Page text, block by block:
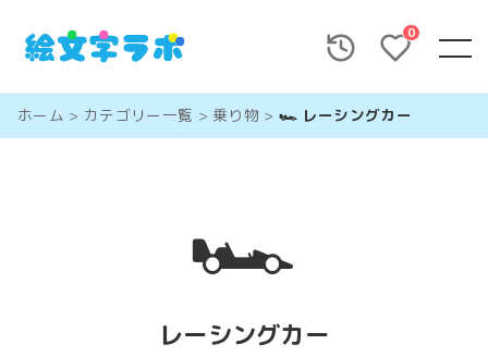
0
ホーム > カテゴリー一覧 > 乗り物 >🏎️ レーシングカー
🏎️
レーシングカー